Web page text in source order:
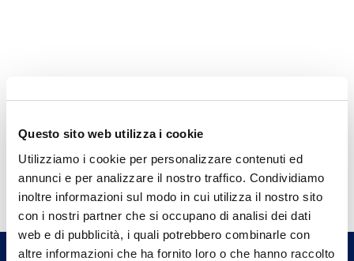
Questo sito web utilizza i cookie
Utilizziamo i cookie per personalizzare contenuti ed
annunci e per analizzare il nostro traffico. Condividiamo
inoltre informazioni sul modo in cui utilizza il nostro sito
con i nostri partner che si occupano di analisi dei dati
web e di pubblicità, i quali potrebbero combinarle con
altre informazioni che ha fornito loro o che hanno raccolto
Hai bisogno di
informazioni?
Trova l'Agenzia più vicina a te e parla con
un nostro Agente.